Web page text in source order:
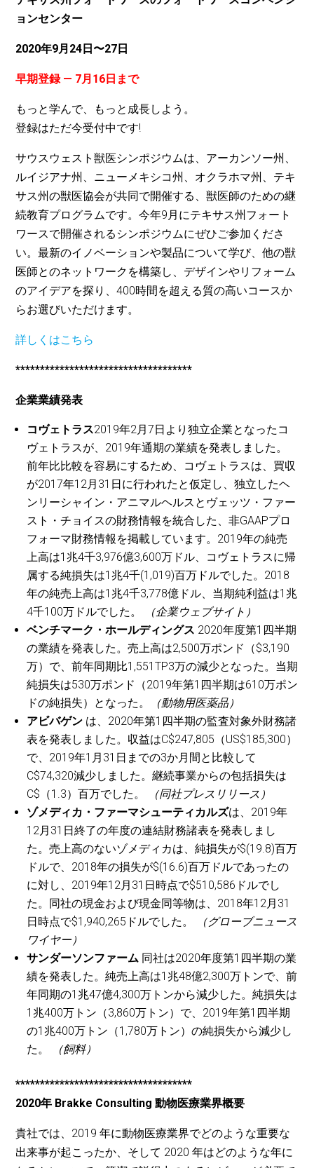
ョンセンター
2020年9月24日〜27日
早期登録 — 7月16日まで
もっと学んで、もっと成長しよう。
登録はただ今受付中です!
サウスウェスト獣医シンポジウムは、アーカンソー州、
ルイジアナ州、ニューメキシコ州、オクラホマ州、テキ
サス州の獣医協会が共同で開催する、獣医師のための継
続教育プログラムです。今年9月にテキサス州フォート
ワースで開催されるシンポジウムにぜひご参加くださ
い。最新のイノベーションや製品について学び、他の獣
医師とのネットワークを構築し、デザインやリフォーム
のアイデアを探り、400時間を超える質の高いコースか
らお選びいただけます。
詳しくはこちら
************************************
企業業績発表
コヴェトラス2019年2月7日より独立企業となったコ
ヴェトラスが、2019年通期の業績を発表しました。
前年比比較を容易にするため、コヴェトラスは、買収
が2017年12月31日に行われたと仮定し、独立したヘ
ンリーシャイン・アニマルヘルスとヴェッツ・ファー
スト・チョイスの財務情報を統合した、非GAAPプロ
フォーマ財務情報を掲載しています。2019年の純売
上高は1兆4千3,976億3,600万ドル、コヴェトラスに帰
属する純損失は1兆4千(1,019)百万ドルでした。2018
年の純売上高は1兆4千3,778億ドル、当期純利益は1兆
4千100万ドルでした。
（企業ウェブサイト）
ベンチマーク・ホールディングス 2020年度第1四半期
の業績を発表した。売上高は2,500万ポンド（$3,190
万）で、前年同期比1,551TP3万の減少となった。当期
純損失は530万ポンド（2019年第1四半期は610万ポン
ドの純損失）となった。
（動物用医薬品）
アビバゲン は、2020年第1四半期の監査対象外財務諸
表を発表しました。収益はC$247,805（US$185,300）
で、2019年1月31日までの3か月間と比較して
C$74,320減少しました。継続事業からの包括損失は
C$（1.3）百万でした。
（同社プレスリリース）
ゾメディカ・ファーマシューティカルズは、2019年
12月31日終了の年度の連結財務諸表を発表しまし
た。売上高のないゾメディカは、純損失が$(19.8)百万
ドルで、2018年の損失が$(16.6)百万ドルであったの
に対し、2019年12月31日時点で$510,586ドルでし
た。同社の現金および現金同等物は、2018年12月31
日時点で$1,940,265ドルでした。
（グローブニュース
ワイヤー）
サンダーソンファーム 同社は2020年度第1四半期の業
績を発表した。純売上高は1兆48億2,300万トンで、前
年同期の1兆47億4,300万トンから減少した。純損失は
1兆400万トン（3,860万トン）で、2019年第1四半期
の1兆400万トン（1,780万トン）の純損失から減少し
た。
（飼料）
************************************
2020年 Brakke Consulting 動物医療業界概要
貴社では、2019 年に動物医療業界でどのような重要な
出来事が起こったか、そして 2020 年はどのような年に